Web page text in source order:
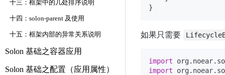
十三：框架中的几处排序说明
十四：solon-parent 及使用
十五：框架内部的异常关系说明
Solon 基础之容器应用
Solon 基础之配置（应用属性）
如果只需要
import
import